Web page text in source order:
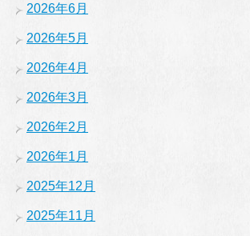
2026年6月
2026年5月
2026年4月
2026年3月
2026年2月
2026年1月
2025年12月
2025年11月